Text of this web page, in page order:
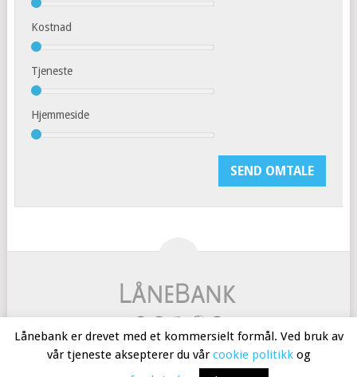
Kostnad
Tjeneste
Hjemmeside
COPYRIGHT © 2026 LÅNEBANK
LÅNE PENGER EGENKAPITAL
Lånebank er drevet med et kommersielt formål. Ved bruk av
vår tjeneste aksepterer du vårcookie politikkog